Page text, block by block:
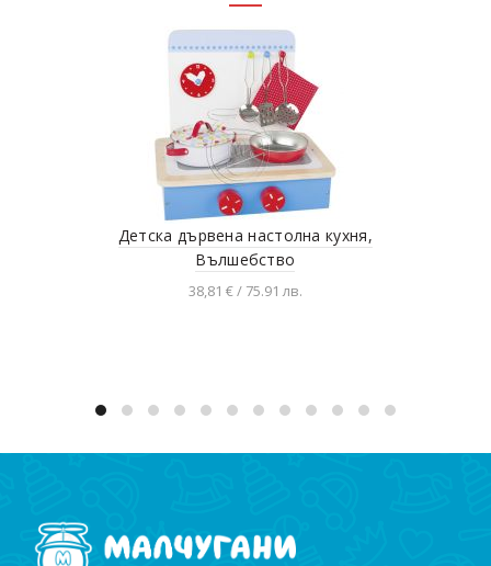
Детска дървена настолна кухня,
Вълшебство
38,81 € / 75.91 лв.